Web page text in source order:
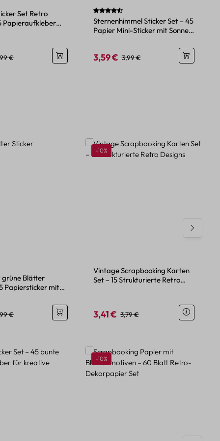
Set Retro
Papieraufkleber
Preis:
€
Durchschnittliche Bewertung von 4.86
Sternenhimmel Sticker Set – 45
Papier Mini-Sticker mit Sonne,
Verkaufspreis:
3,59 € Regulärer Preis:
3,99 €
Bewertung von 4.5 von 5 Sternen
grüne Blätter
Papiersticker mit
Preis:
€
Rabatt
-10%
Vintage Scrapbooking Karten
Set – 15 Strukturierte Retro
Verkaufspreis:
3,41 € Regulärer Preis:
3,79 €
Rabatt
-10%